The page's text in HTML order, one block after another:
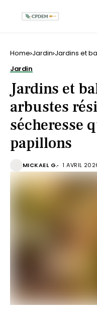
Home Jardin Jardins et
Jardin
Jardins et
arbustes
sécheresse
papillons
MICKAEL G. 1 AVRIL